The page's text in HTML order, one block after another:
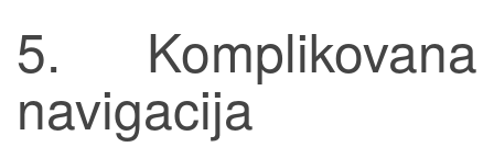
5. Komplikovana
navigacija